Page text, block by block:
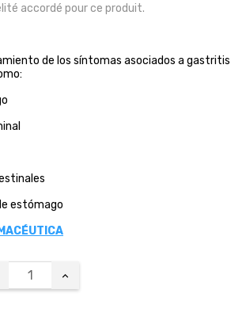
accordé pour ce produit.
de los síntomas asociados a gastritis
estómago